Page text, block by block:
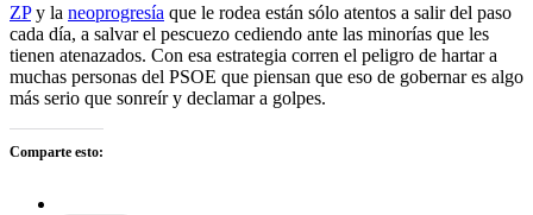
ZPy la neoprogresía que le rodea están sólo atentos a salir del paso
cada día, a salvar el pescuezo cediendo ante las minorías que les
tienen atenazados. Con esa estrategia corren el peligro de hartar a
muchas personas del PSOE que piensan que eso de gobernar es algo
más serio que sonreír y declamar a golpes.
Comparte esto: